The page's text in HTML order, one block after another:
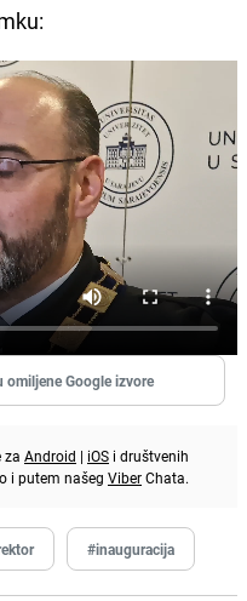
omiljene Google izvore
za Android | iOS i društvenih
i putem našeg ViberChata.
#inauguracija